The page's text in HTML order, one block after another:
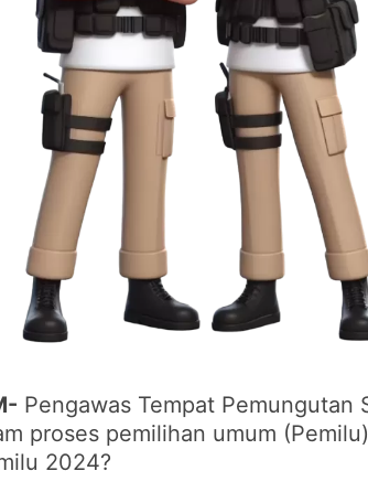
Pengawas Tempat Pemungutan
proses pemilihan umum
2024?